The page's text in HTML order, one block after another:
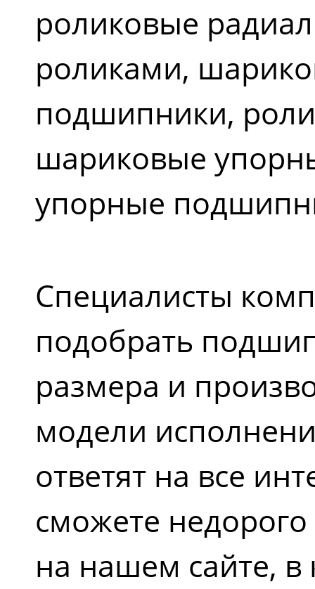
роликовые
роликами,
подшипники,
шариковые
упорные
Специалисты
подобрать
размера и
модели
ответят на все
сможете
на нашем сайте, в